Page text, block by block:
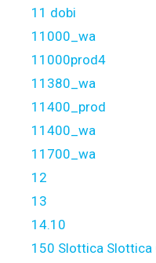
11 dobi
11000_wa
11000prod4
11380_wa
11400_prod
11400_wa
11700_wa
12
13
14.10
150 Slottica Slottica